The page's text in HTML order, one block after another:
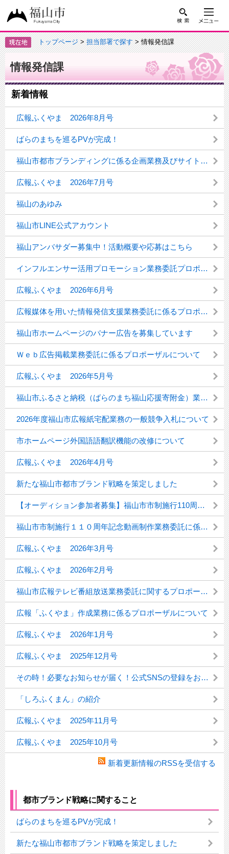
トップページ>担当部署で探す> 情報発信課
情報発信課
新着情報
広報ふくやま 2026年8月号
ばらのまちを巡るPVが完成！
福山市都市ブランディングに係る企画業務及びサイト構築業務委託プロポーザルについて
広報ふくやま 2026年7月号
福山のあゆみ
福山市LINE公式アカウント
福山アンバサダー募集中！活動概要や応募はこちら
インフルエンサー活用プロモーション業務委託プロポーザルについて
広報ふくやま 2026年6月号
広報媒体を用いた情報発信支援業務委託に係るプロポーザルについて
福山市ホームページのバナー広告を募集しています
Ｗｅｂ広告掲載業務委託に係るプロポーザルについて
広報ふくやま 2026年5月号
福山市ふるさと納税（ばらのまち福山応援寄附金）業務委託プロポーザルについて
2026年度福山市広報紙宅配業務の一般競争入札について
市ホームページ外国語語翻訳機能の改修について
広報ふくやま 2026年4月号
新たな福山市都市ブランド戦略を策定しました
【オーディション参加者募集】福山市市制施行110周年記念動画に出演しませんか
福山市市制施行１１０周年記念動画制作業務委託に係るプロポーザルについて
広報ふくやま 2026年3月号
広報ふくやま 2026年2月号
福山市広報テレビ番組放送業務委託に関するプロポーザルについて
広報「ふくやま」作成業務に係るプロポーザルについて
広報ふくやま 2026年1月号
広報ふくやま 2025年12月号
その時！必要なお知らせが届く！公式SNSの登録をお忘れなく
「しろふくまん」の紹介
広報ふくやま 2025年11月号
広報ふくやま 2025年10月号
新着更新情報のRSSを受信する
都市ブランド戦略に関すること
ばらのまちを巡るPVが完成！
新たな福山市都市ブランド戦略を策定しました